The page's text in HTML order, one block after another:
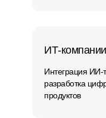
ИТ-компании
Интеграция ИИ-
разработка
продуктов